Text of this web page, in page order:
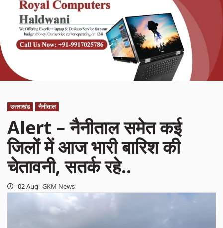
उत्तराखंड नैनीताल
Alert – नैनीताल समेत कई
जिलों में आज भारी बारिश की
चेतावनी, सतर्क रहे..
02 Aug GKM News